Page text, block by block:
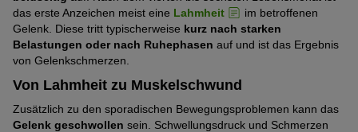
das erste Anzeichen meist eine Lahmheit
im betroffenen
Gelenk. Diese tritt typischerweise kurz nach starken
Belastungen oder nach Ruhephasen auf und ist das Ergebnis
von Gelenkschmerzen.
Von Lahmheit zu Muskelschwund
Zusätzlich zu den sporadischen Bewegungsproblemen kann das
Gelenk geschwollen sein. Schwellungsdruck und Schmerzen